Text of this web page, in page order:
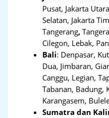
Pusat, Jakarta
Selatan, Jakarta
Tangerang,
Cilegon, Lebak,
Bali: Denpasar,
Dua, Jimbaran,
Canggu, Legian,
Tabanan, Badung,
Karangasem,
Sumatra dan